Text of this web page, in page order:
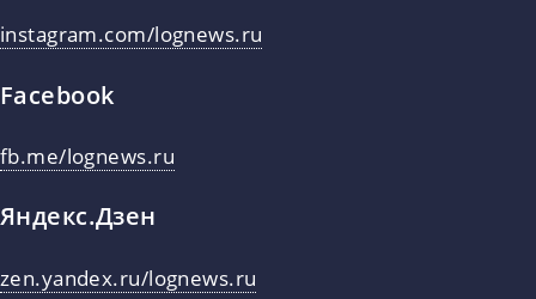
instagram.com/lognews.ru
Facebook
fb.me/lognews.ru
Яндекс.Дзен
zen.yandex.ru/lognews.ru